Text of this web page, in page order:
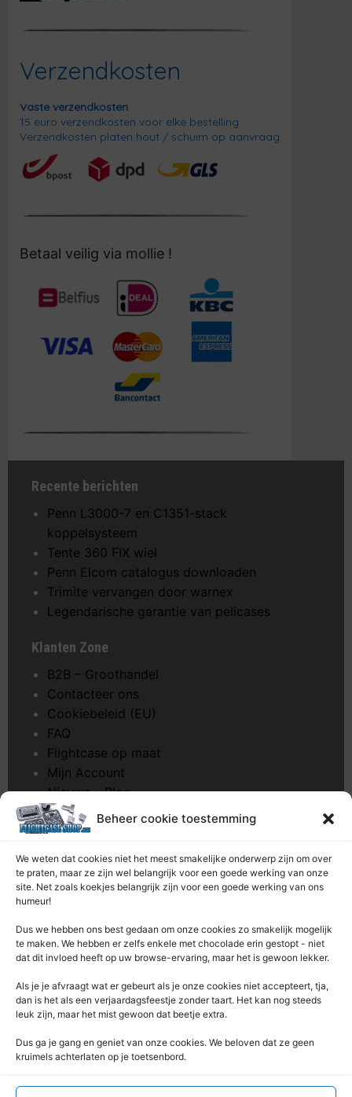
Beheer cookie toestemming
We weten dat cookies niet het meest smakelijke onderwerp zijn om over
te praten, maar ze zijn wel belangrijk voor een goede werking van onze
site. Net zoals koekjes belangrijk zijn voor een goede werking van ons
humeur!
Dus we hebben ons best gedaan om onze cookies zo smakelijk mogelijk
te maken. We hebben er zelfs enkele met chocolade erin gestopt - niet
dat dit invloed heeft op uw browse-ervaring, maar het is gewoon lekker.
Als je je afvraagt ​​wat er gebeurt als je onze cookies niet accepteert, tja,
dan is het als een verjaardagsfeestje zonder taart. Het kan nog steeds
leuk zijn, maar het mist gewoon dat beetje extra.
Dus ga je gang en geniet van onze cookies. We beloven dat ze geen
kruimels achterlaten op je toetsenbord.
Verzendkosten
Vaste verzendkosten
15 euro verzendkosten voor elke bestelling.
Verzendkosten platen hout / schuim op aanvraag
Betaal veilig via mollie !
Recente berichten
Penn L3000-7 en C1351-stack
koppelsysteem
Tente 360 FIX wiel
Penn Elcom catalogus downloaden
Trimite vervangen door warnex
Legendarische garantie van pelicases
Klanten Zone
B2B – Groothandel
Contacteer ons
Cookiebeleid (EU)
FAQ
Flightcase op maat
Mijn Account
Nieuws – Blog
Onderhoud pagina
Over ons
Privacybeleid
Retourrecht
Winkelwagen
Contacteer Ons
Rentek BV – Protekt
Nieuwpoortlaan 21 / 1
3600 Genk
Limburg – België